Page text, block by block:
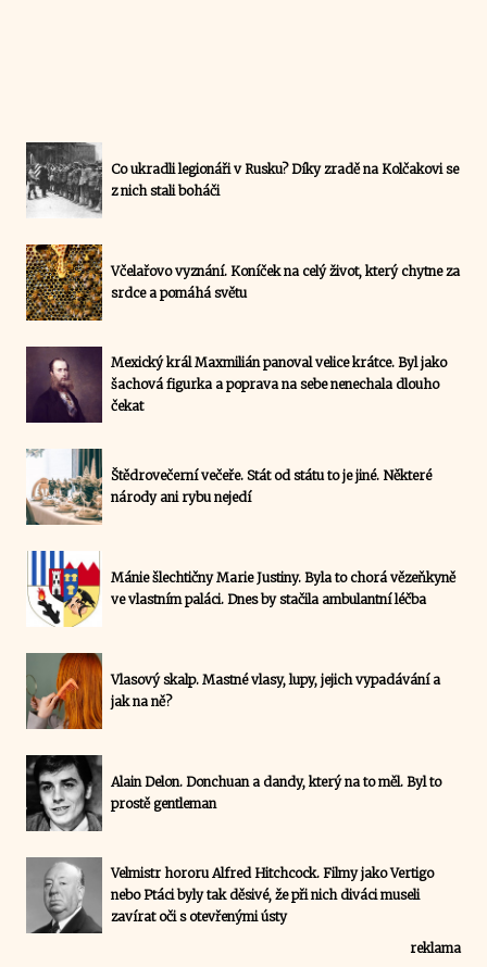
Co ukradli legionáři v Rusku? Díky zradě na Kolčakovi se
z nich stali boháči
Včelařovo vyznání. Koníček na celý život, který chytne za
srdce a pomáhá světu
Mexický král Maxmilián panoval velice krátce. Byl jako
šachová figurka a poprava na sebe nenechala dlouho
čekat
Štědrovečerní večeře. Stát od státu to je jiné. Některé
národy ani rybu nejedí
Mánie šlechtičny Marie Justiny. Byla to chorá vězeňkyně
ve vlastním paláci. Dnes by stačila ambulantní léčba
Vlasový skalp. Mastné vlasy, lupy, jejich vypadávání a
jak na ně?
Alain Delon. Donchuan a dandy, který na to měl. Byl to
prostě gentleman
Velmistr hororu Alfred Hitchcock. Filmy jako Vertigo
nebo Ptáci byly tak děsivé, že při nich diváci museli
zavírat oči s otevřenými ústy
reklama